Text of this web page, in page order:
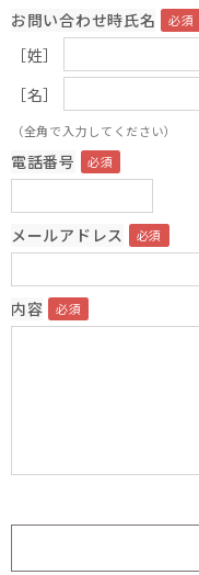
お問い合わせ時氏名
［姓］
［名］
（全角で入力してください）
電話番号
メールアドレス
内容